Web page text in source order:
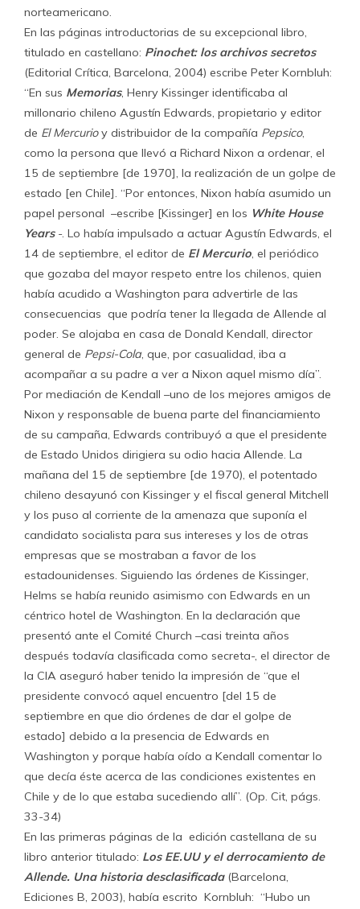
norteamericano.
En las páginas introductorias de su excepcional libro,
titulado en castellano: Pinochet: los archivos secretos
(Editorial Crítica, Barcelona, 2004) escribe Peter Kornbluh:
“En sus Memorias, Henry Kissinger identificaba al
millonario chileno Agustín Edwards, propietario y editor
de El Mercurioy distribuidor de la compañía Pepsico,
como la persona que llevó a Richard Nixon a ordenar, el
15 de septiembre [de 1970], la realización de un golpe de
estado [en Chile]. “Por entonces, Nixon había asumido un
papel personal –escribe [Kissinger] en los White House
Years-. Lo había impulsado a actuar Agustín Edwards, el
14 de septiembre, el editor de El Mercurio, el periódico
que gozaba del mayor respeto entre los chilenos, quien
había acudido a Washington para advertirle de las
consecuencias que podría tener la llegada de Allende al
poder. Se alojaba en casa de Donald Kendall, director
general de Pepsi-Cola, que, por casualidad, iba a
acompañar a su padre a ver a Nixon aquel mismo día”.
Por mediación de Kendall –uno de los mejores amigos de
Nixon y responsable de buena parte del financiamiento
de su campaña, Edwards contribuyó a que el presidente
de Estado Unidos dirigiera su odio hacia Allende. La
mañana del 15 de septiembre [de 1970), el potentado
chileno desayunó con Kissinger y el fiscal general Mitchell
y los puso al corriente de la amenaza que suponía el
candidato socialista para sus intereses y los de otras
empresas que se mostraban a favor de los
estadounidenses. Siguiendo las órdenes de Kissinger,
Helms se había reunido asimismo con Edwards en un
céntrico hotel de Washington. En la declaración que
presentó ante el Comité Church –casi treinta años
después todavía clasificada como secreta-, el director de
la CIA aseguró haber tenido la impresión de “que el
presidente convocó aquel encuentro [del 15 de
septiembre en que dio órdenes de dar el golpe de
estado] debido a la presencia de Edwards en
Washington y porque había oído a Kendall comentar lo
que decía éste acerca de las condiciones existentes en
Chile y de lo que estaba sucediendo allí”. (Op. Cit, págs.
33-34)
En las primeras páginas de la edición castellana de su
libro anterior titulado: Los EE.UU y el derrocamiento de
Allende. Una historia desclasificada(Barcelona,
Ediciones B, 2003), había escrito Kornbluh: “Hubo un